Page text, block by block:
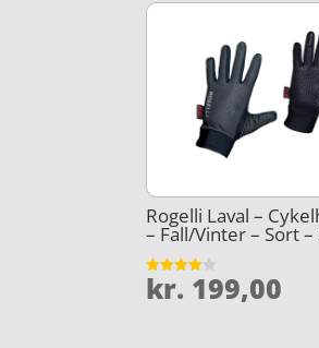
Rogelli Laval –
– Fall/Vinter – Sort –
Vurderet
4
kr. 199,00